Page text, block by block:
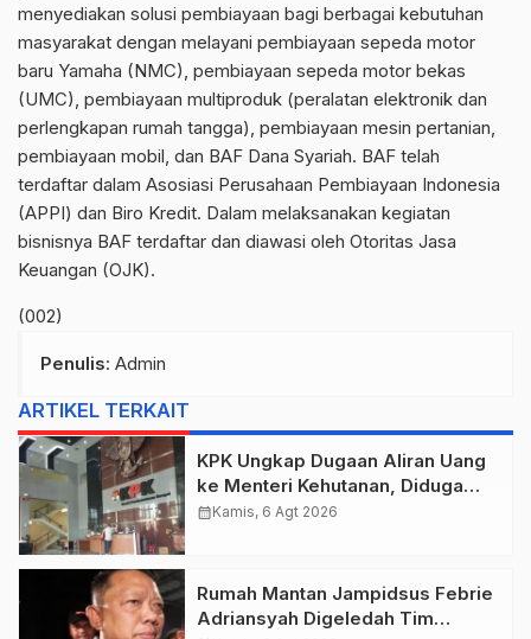
menyediakan solusi pembiayaan bagi berbagai kebutuhan
masyarakat dengan melayani pembiayaan sepeda motor
baru Yamaha (NMC), pembiayaan sepeda motor bekas
(UMC), pembiayaan multiproduk (peralatan elektronik dan
perlengkapan rumah tangga), pembiayaan mesin pertanian,
pembiayaan mobil, dan BAF Dana Syariah. BAF telah
terdaftar dalam Asosiasi Perusahaan Pembiayaan Indonesia
(APPI) dan Biro Kredit. Dalam melaksanakan kegiatan
bisnisnya BAF terdaftar dan diawasi oleh Otoritas Jasa
Keuangan (OJK).
(002)
Penulis: Admin
ARTIKEL TERKAIT
KPK Ungkap Dugaan Aliran Uang
ke Menteri Kehutanan, Diduga
Terkait Pelepasan Kawasan Hutan
calendar_monthKamis, 6 Agt 2026
Rumah Mantan Jampidsus Febrie
Adriansyah Digeledah Tim